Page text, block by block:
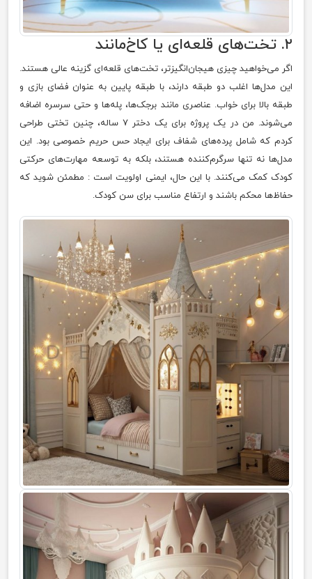
۲. تخت‌های قلعه‌ای یا کاخ‌مانند
اگر می‌خواهید چیزی هیجان‌انگیزتر، تخت‌های قلعه‌ای گزینه عالی هستند.
این مدل‌ها اغلب دو طبقه دارند، با طبقه پایین به عنوان فضای بازی و
طبقه بالا برای خواب. عناصری مانند برجک‌ها، پله‌ها و حتی سرسره اضافه
می‌شوند. من در یک پروژه برای یک دختر ۷ ساله، چنین تختی طراحی
کردم که شامل پرده‌های شفاف برای ایجاد حس حریم خصوصی بود. این
مدل‌ها نه تنها سرگرم‌کننده هستند، بلکه به توسعه مهارت‌های حرکتی
کودک کمک می‌کنند. با این حال، ایمنی اولویت است : مطمئن شوید که
حفاظ‌ها محکم باشند و ارتفاع مناسب برای سن کودک.